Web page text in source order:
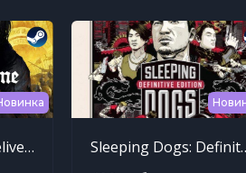
Kingdom Come: Deliverance
Sleeping